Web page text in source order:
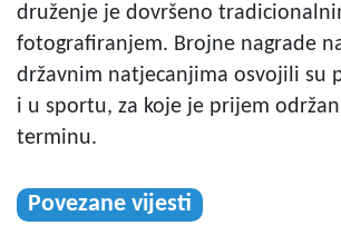
druženje je dovršeno
fotografiranjem. Brojne nagrade
državnim natjecanjima osvojili su
i u sportu, za koje je prijem
terminu.
Povezane vijesti